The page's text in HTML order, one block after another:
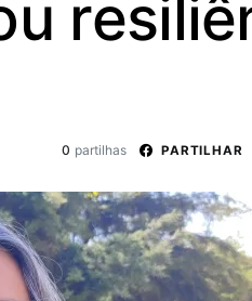
0 partilhas PARTILHAR